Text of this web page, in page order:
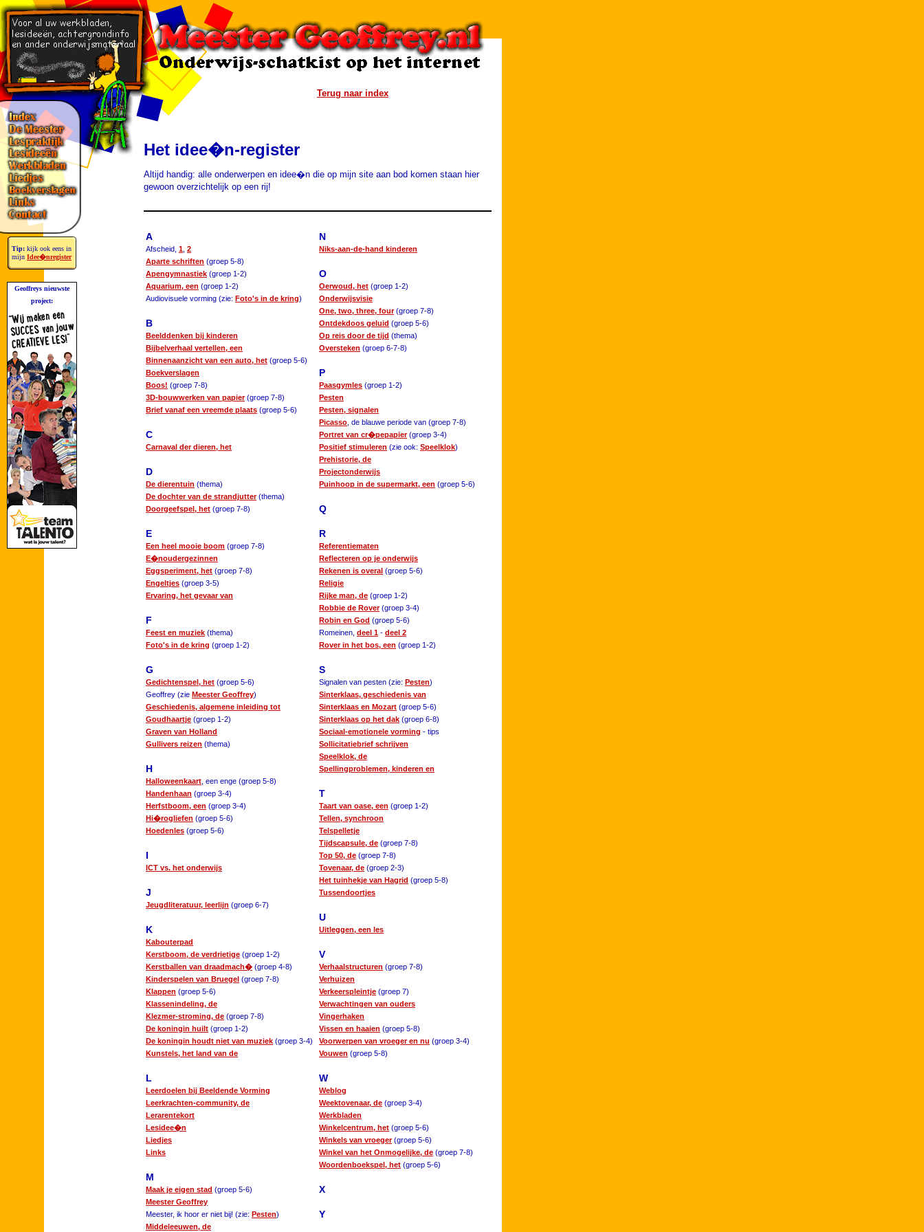
Terug naar index
Tip: kijk ook eens in
mijn Idee�nregister
Geoffreys nieuwste
project:
Het idee�n-register
Altijd handig: alle onderwerpen en idee�n die op mijn site aan bod komen staan hier
gewoon overzichtelijk op een rij!
A
Afscheid, 1 2
Aparte schriften (groep 5-8)
Apengymnastiek (groep 1-2)
Aquarium, een (groep 1-2)
Audiovisuele vorming (zie: Foto's in de kring)
B
Beelddenken bij kinderen
Bijbelverhaal vertellen, een
Binnenaanzicht van een auto, het (groep 5-6)
Boekverslagen
Boos! (groep 7-8)
3D-bouwwerken van papier(groep 7-8)
Brief vanaf een vreemde plaats (groep 5-6)
C
Carnaval der dieren, het
D
De dierentuin (thema)
De dochter van de strandjutter(thema)
Doorgeefspel, het (groep 7-8)
E
Een heel mooie boom (groep 7-8)
E�noudergezinnen
Eggsperiment, het (groep 7-8)
Engeltjes (groep 3-5)
Ervaring, het gevaar van
F
Feest en muziek (thema)
Foto's in de kring (groep 1-2)
G
Gedichtenspel, het (groep 5-6)
Geoffrey (zie Meester Geoffrey)
Geschiedenis, algemene inleiding tot
Goudhaartje (groep 1-2)
Graven van Holland
Gullivers reizen (thema)
H
Halloweenkaart , een enge (groep 5-8)
Handenhaan (groep 3-4)
Herfstboom, een (groep 3-4)
Hi�rogliefen (groep 5-6)
Hoedenles (groep 5-6)
I
ICT vs. het onderwijs
J
Jeugdliteratuur, leerlijn (groep 6-7)
K
Kabouterpad
Kerstboom, de verdrietige (groep 1-2)
Kerstballen van draadmach� (groep 4-8)
Kinderspelen van Bruegel (groep 7-8)
Klappen (groep 5-6)
Klassenindeling, de
Klezmer-stroming, de (groep 7-8)
De koningin huilt (groep 1-2)
De koningin houdt niet van muziek (groep 3-4)
Kunstels, het land van de
L
Leerdoelen bij Beeldende Vorming
Leerkrachten-community, de
Lerarentekort
Lesidee�n
Liedjes
Links
M
Maak je eigen stad (groep 5-6)
Meester Geoffrey
Meester, ik hoor er niet bij! (zie: Pesten)
Middeleeuwen, de
N
Niks-aan-de-hand kinderen
O
Oerwoud, het (groep 1-2)
Onderwijsvisie
One, two, three, four(groep 7-8)
Ontdekdoos geluid (groep 5-6)
Op reis door de tijd (thema)
Oversteken (groep 6-7-8)
P
Paasgymles (groep 1-2)
Pesten
Pesten, signalen
Picasso , de blauwe periode van (groep 7-8)
Portret van cr�pepapier(groep 3-4)
Positief stimuleren (zie ook: Speelklok)
Prehistorie, de
Projectonderwijs
Puinhoop in de supermarkt, een (groep 5-6)
Q
R
Referentiematen
Reflecteren op je onderwijs
Rekenen is overal (groep 5-6)
Religie
Rijke man, de (groep 1-2)
Robbie de Rover(groep 3-4)
Robin en God (groep 5-6)
Romeinen, deel 1 - deel 2
Rover in het bos, een (groep 1-2)
S
Signalen van pesten (zie: Pesten)
Sinterklaas, geschiedenis van
Sinterklaas en Mozart (groep 5-6)
Sinterklaas op het dak (groep 6-8)
Sociaal-emotionele vorming - tips
Sollicitatiebrief schrijven
Speelklok, de
Spellingproblemen, kinderen en
T
Taart van oase, een (groep 1-2)
Tellen, synchroon
Telspelletje
Tijdscapsule, de (groep 7-8)
Top 50, de (groep 7-8)
Tovenaar, de (groep 2-3)
Het tuinhekje van Hagrid (groep 5-8)
Tussendoortjes
U
Uitleggen, een les
V
Verhaalstructuren (groep 7-8)
Verhuizen
Verkeerspleintje (groep 7)
Verwachtingen van ouders
Vingerhaken
Vissen en haaien (groep 5-8)
Voorwerpen van vroeger en nu (groep 3-4)
Vouwen (groep 5-8)
W
Weblog
Weektovenaar, de (groep 3-4)
Werkbladen
Winkelcentrum, het (groep 5-6)
Winkels van vroeger(groep 5-6)
Winkel van het Onmogelijke, de (groep 7-8)
Woordenboekspel, het (groep 5-6)
X
Y